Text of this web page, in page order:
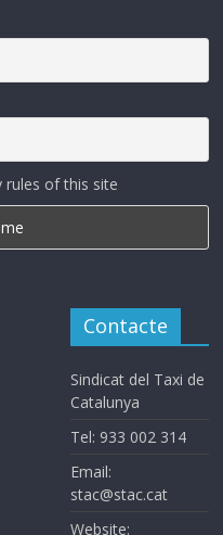
rules of this site
Contacte
Sindicat del Taxi de
Catalunya
Tel: 933 002 314
Email:
stac@stac.cat
Website: